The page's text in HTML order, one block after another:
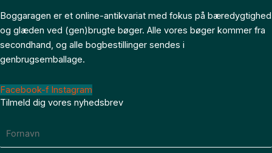
Boggaragen er et online-antikvariat med fokus på bæredygtighed
og glæden ved (gen)brugte bøger. Alle vores bøger kommer fra
secondhand, og alle bogbestillinger sendes i
genbrugsemballage.
Facebook-f Instagram
Tilmeld dig vores nyhedsbrev